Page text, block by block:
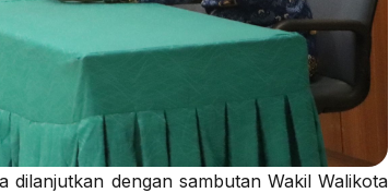
dengan sambutan Wakil Walikota